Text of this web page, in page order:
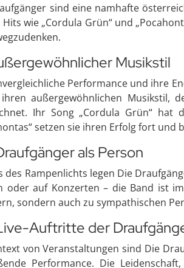
sind eine namhafte
wie „Cordula Grün“ und
Musikstil
Performance und ihre
außergewöhnlichen Musikstil,
Ihr Song „Cordula Grün“
setzen sie ihren Erfolg fort
als Person
des Rampenlichts legen Die
oder auf Konzerten – die Band ist
sondern auch zu sympathischen
Auftritte der
von Veranstaltungen sind Die
Performance. Die